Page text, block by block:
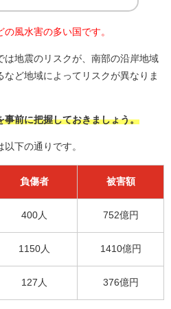
風水害の多い国です。
は地震のリスクが、南部の沿岸地域
ど地域によってリスクが異なりま
事前に把握しておきましょう。
下の通りです。
負傷者 被害額
400人 752億円
1150人 1410億円
127人 376億円